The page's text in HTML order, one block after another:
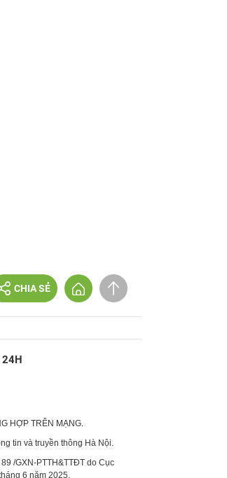
CHIA SẺ
24H
HỢP TRÊN MẠNG.
tin và truyền thông Hà Nội.
/GXN-PTTH&TTĐT do Cục
6 năm 2025.